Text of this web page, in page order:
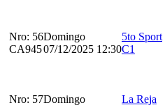
Nro: 56
CA945
Domingo
07/12/2025 12:30
5to Sport
C1
Nro: 57Domingo
La Reja